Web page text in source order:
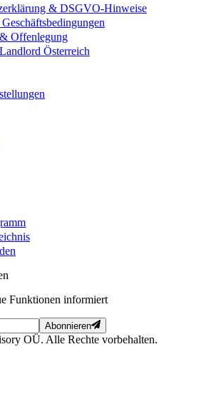
& DSGVO-Hinweise
Offenlegung
Österreich
Funktionen informiert
Abonnieren
OÜ. Alle Rechte vorbehalten.